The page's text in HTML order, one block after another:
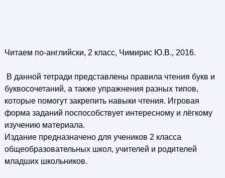
Читаем по-английски, 2 класс, Чимирис Ю.В., 2016.
В данной тетради представлены правила чтения букв и
буквосочетаний, а также упражнения разных типов,
которые помогут закрепить навыки чтения. Игровая
форма заданий поспособствует интересному и лёгкому
изучению материала.
Издание предназначено для учеников 2 класса
общеобразовательных школ, учителей и родителей
младших школьников.